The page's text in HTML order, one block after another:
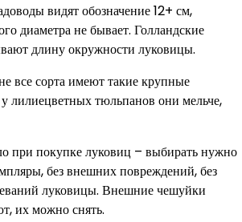
видят обозначение 12+ см,
диаметра не бывает. Голландские
длину окружности луковицы.
все сорта имеют такие крупные
лилиецветных тюльпанов они мельче,
при покупке луковиц – выбирать нужно
без внешних повреждений, без
луковицы. Внешние чешуйки
их можно снять.